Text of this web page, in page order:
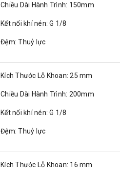
Chiều Dài Hành Trình: 150mm
Kết nối khí nén: G 1/8
Đệm: Thuỷ lực
Kích Thước Lỗ Khoan: 25 mm
Chiều Dài Hành Trình: 200mm
Kết nối khí nén: G 1/8
Đệm: Thuỷ lực
Kích Thước Lỗ Khoan: 16 mm